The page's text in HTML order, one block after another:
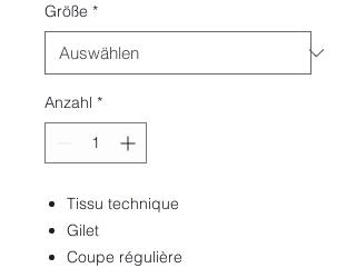
Größe *
Anzahl *
Tissu technique
Gilet
Coupe régulière